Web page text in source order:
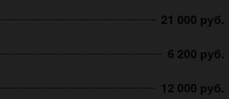
21 000 руб.
6 200 руб.
12 000 руб.